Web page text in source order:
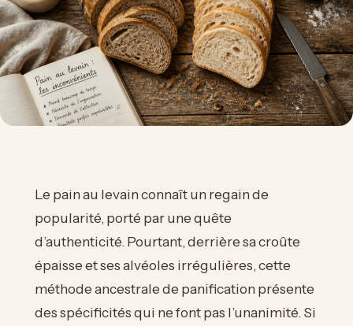
Le pain au levain connaît un regain de
popularité, porté par une quête
d’authenticité. Pourtant, derrière sa croûte
épaisse et ses alvéoles irrégulières, cette
méthode ancestrale de panification présente
des spécificités qui ne font pas l’unanimité. Si